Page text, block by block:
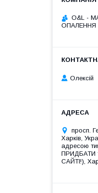
O&L -
ОПАЛЕННЯ
Олексій
просп.
Харків,
адресою
ПРИДБАТИ
САЙТІ!),